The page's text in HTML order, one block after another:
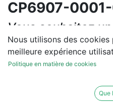
CP6907-
Vous souhaitez
réparation ou de
diagnostic sur
Nous utilisons des
meilleure expérience
Politique en matière de cookies
Que